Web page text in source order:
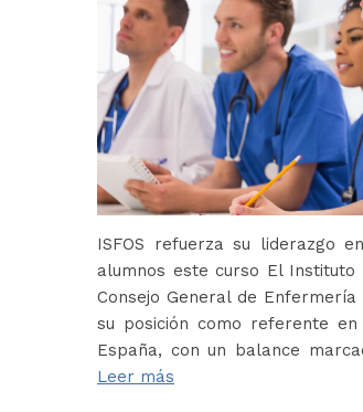
ISFOS refuerza su liderazgo
alumnos este curso El Instituto
Consejo General de
su posición como referente
España, con un balance
Leer más